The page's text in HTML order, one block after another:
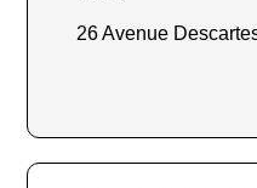
26 Avenue